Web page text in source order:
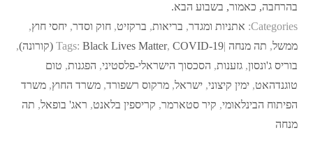
בהרחבה, כאמור, בשבוע הבא.
Categories: אתניות ומגדר, בריאות, ברקזיט,חוק וסדר,יחסי חוץ,
ממשל, תה מנחה Tags: Black Lives Matter, COVID-19 (קורונה)
,
בוריס ג'ונסון,גזענות, הסכסוך הישראלי-פלסטיני, הפגנות, טום
טוגנדהאט,ימין קיצוני,ישראל,מרקוס רשפורד,משרד החוץ,משרד
הפיתוח הבינלאומי, קיר סטארמר, קריספין בלאנט, ראג' בופאל, תה
מנחה